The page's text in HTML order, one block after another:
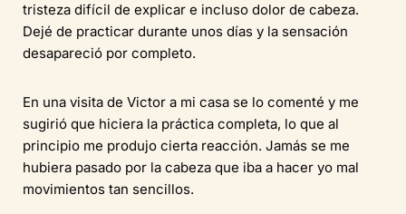
tristeza difícil de explicar e incluso dolor de cabeza.
Dejé de practicar durante unos días y la sensación
desapareció por completo.
En una visita de Victor a mi casa se lo comenté y me
sugirió que hiciera la práctica completa, lo que al
principio me produjo cierta reacción. Jamás se me
hubiera pasado por la cabeza que iba a hacer yo mal
movimientos tan sencillos.